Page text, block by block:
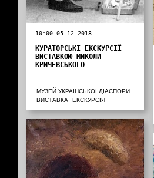
10:00 05.12.2018
КУРАТОРСЬКІ ЕКСКУРСІЇ
ВИСТАВКОЮ МИКОЛИ
КРИЧЕВСЬКОГО
МУЗЕЙ УКРАЇНСЬКОЇ ДІАСПОРИ
ВИСТАВКА
ЕКСКУРСІЯ